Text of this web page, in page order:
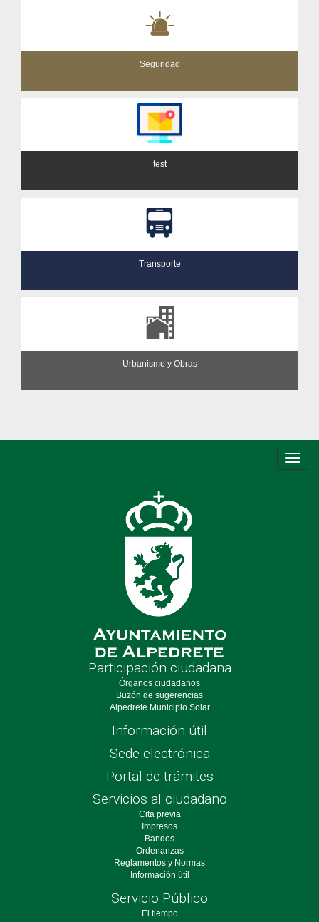
Seguridad
test
Transporte
Urbanismo y Obras
de
Participación ciudadana
Órganos ciudadanos
Buzón de sugerencias
Alpedrete Municipio Solar
Información útil
Sede electrónica
Portal de trámites
Servicios al ciudadano
Cita previa
Impresos
Bandos
Ordenanzas
Reglamentos y Normas
Información útil
Servicio Público
El tiempo